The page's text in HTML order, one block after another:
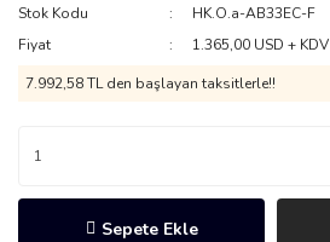
Stok Kodu
HK.O.a-AB33EC-F
Fiyat
1.365,00 USD + KDV
7.992,58 TL den başlayan taksitlerle!!
Sepete Ekle